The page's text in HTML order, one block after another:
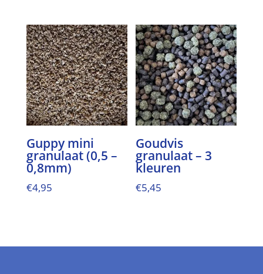
tot
€15,45
tot
€15,45
Guppy mini
granulaat (0,5 –
0,8mm)
€4,95
Goudvis
granulaat – 3
kleuren
€5,45